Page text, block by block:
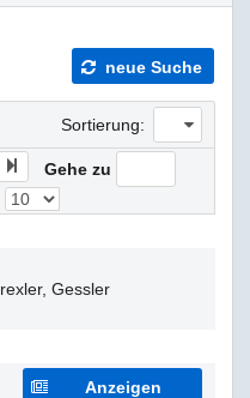
neue Suche
Sortierung:
Gehe zu
Gessler
Anzeigen